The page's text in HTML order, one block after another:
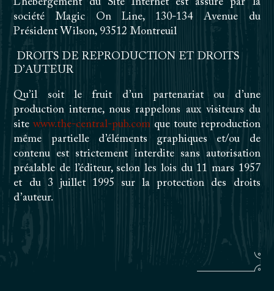
L’hébergement du Site Internet est assuré par la
société Magic On Line, 130-134 Avenue du
Président Wilson, 93512 Montreuil
DROITS DE REPRODUCTION ET DROITS
D’AUTEUR
Qu’il soit le fruit d’un partenariat ou d’une
production interne, nous rappelons aux visiteurs du
sitewww.the-central-pub.com que toute reproduction
même partielle d’éléments graphiques et/ou de
contenu est strictement interdite sans autorisation
préalable de l’éditeur, selon les lois du 11 mars 1957
et du 3 juillet 1995 sur la protection des droits
d’auteur.